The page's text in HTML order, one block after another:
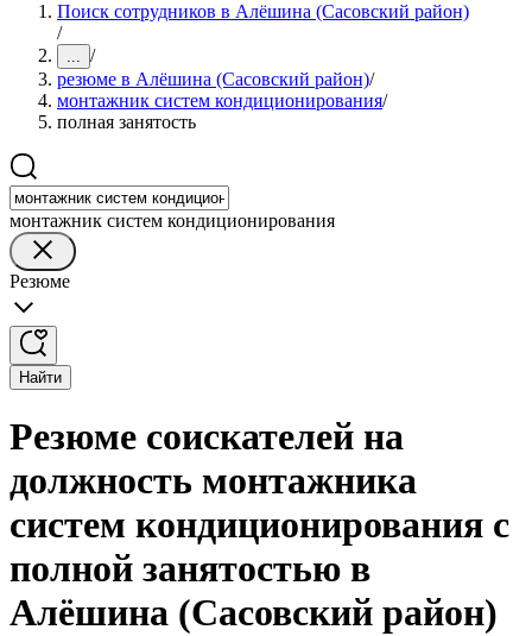
Поиск сотрудников в Алёшина (Сасовский район)
/
... /
резюме в Алёшина (Сасовский район)/
монтажник систем кондиционирования/
полная занятость
монтажник систем кондиционирования
Резюме
Найти
Резюме соискателей на
должность монтажника
систем кондиционирования с
полной занятостью в
Алёшина (Сасовский район)